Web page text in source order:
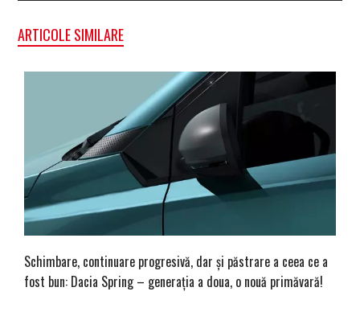
ARTICOLE SIMILARE
Schimbare, continuare progresivă, dar și păstrare a ceea ce a
fost bun: Dacia Spring – generația a doua, o nouă primăvară!